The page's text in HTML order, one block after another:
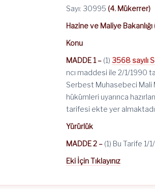
Sayı: 30995 (4. Mükerrer)
Hazine ve Maliye
Konu
MADDE 1 – (1)3568 sayılı
ncı maddesi ile 2/1/1990
Serbest Muhasebeci Mali
hükümleri uyarınca
tarifesi ekte yer
Yürürlük
MADDE 2 – (1) Bu Tarife
Eki İçin Tıklayınız